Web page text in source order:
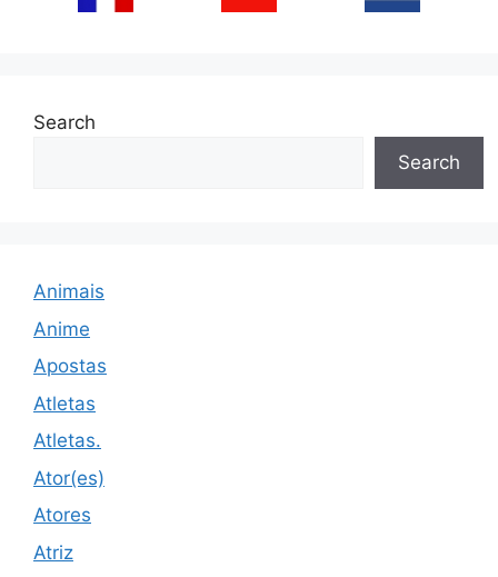
Search
Search
Animais
Anime
Apostas
Atletas
Atletas.
Ator(es)
Atores
Atriz